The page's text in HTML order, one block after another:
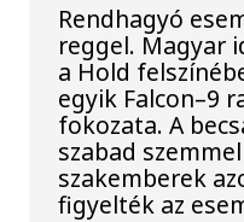
Rendhagyó
reggel. Magyar
a Hold
egyik Falcon–9
fokozata. A
szabad
szakemberek
figyelték az